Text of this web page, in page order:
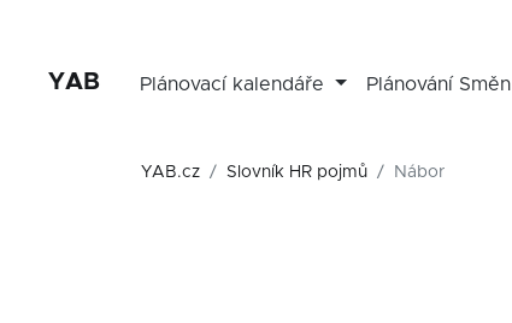
YAB Plánovací kalendáře Plánování Směn
YAB.cz Slovník HR pojmů Nábor